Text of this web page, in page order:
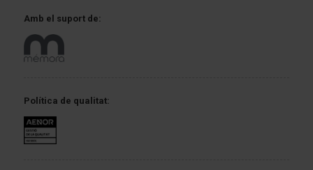
Amb el suport de:
Política de qualitat: